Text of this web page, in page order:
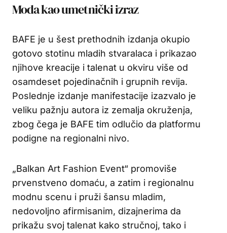
Moda kao umetnički izraz
BAFE je u šest prethodnih izdanja okupio
gotovo stotinu mladih stvaralaca i prikazao
njihove kreacije i talenat u okviru više od
osamdeset pojedinačnih i grupnih revija.
Poslednje izdanje manifestacije izazvalo je
veliku pažnju autora iz zemalja okruženja,
zbog čega je BAFE tim odlučio da platformu
podigne na regionalni nivo.
„Balkan Art Fashion Event“ promoviše
prvenstveno domaću, a zatim i regionalnu
modnu scenu i pruži šansu mladim,
nedovoljno afirmisanim, dizajnerima da
prikažu svoj talenat kako stručnoj, tako i